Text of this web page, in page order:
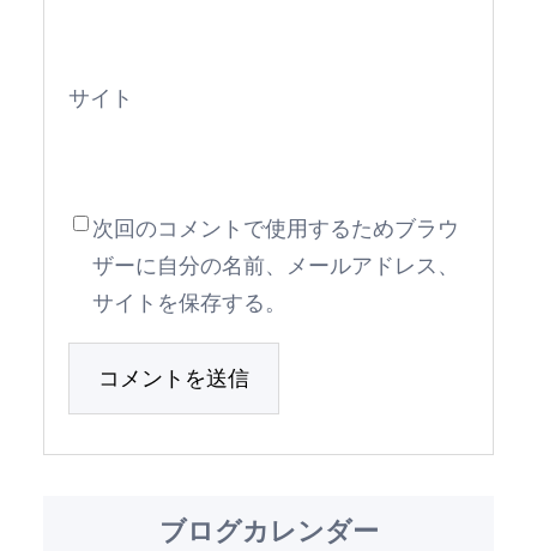
サイト
次回のコメントで使用するためブラウ
ザーに自分の名前、メールアドレス、
サイトを保存する。
ブログカレンダー